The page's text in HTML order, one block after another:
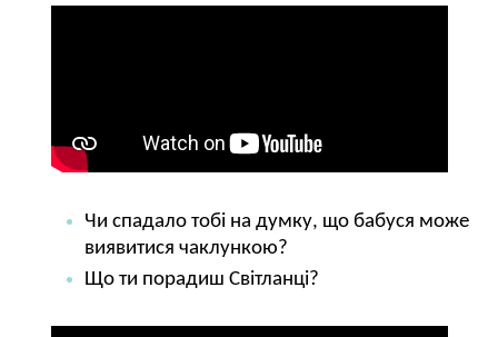
Чи спадало тобі на думку, що бабуся може
виявитися чаклункою?
Що ти порадиш Світланці?